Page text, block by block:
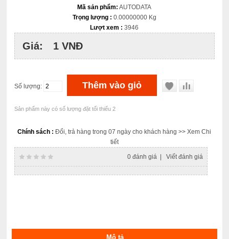
Mã sản phẩm: AUTODATA
Trọng lượng : 0.00000000 Kg
Lượt xem : 3946
Giá: 1 VNĐ
Số lượng:
Sản phẩm này có số lượng đặt tối thiểu 2
Chính sách : Đổi, trả hàng trong 07 ngày cho khách hàng>> Xem Chi
tiết
0 đánh giá| Viết đánh giá
Mô tả